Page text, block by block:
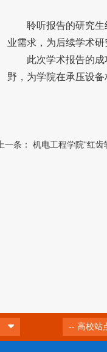
聆听报告的研究
业需求，为后续学术
此次学术报告的
野，为学院在承压设
上一条： 机电工程学院“红
-- 高校站